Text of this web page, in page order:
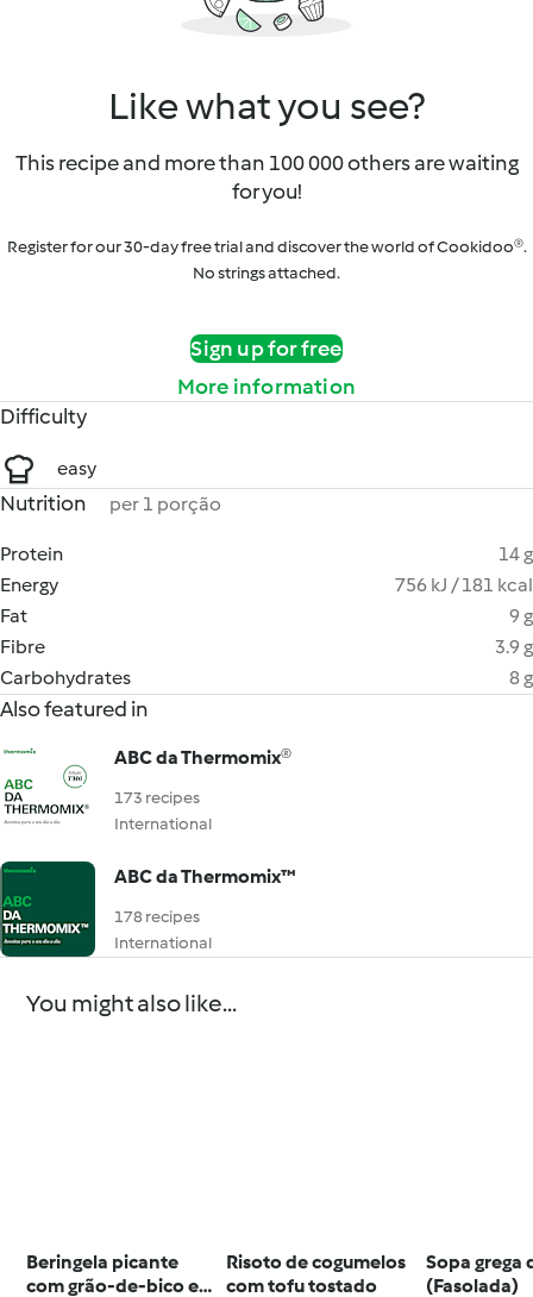
Like what you see?
This recipe and more than 100 000 others are waiting
for you!
Register for our 30-day free trial and discover the world of Cookidoo®.
No strings attached.
Sign up for free
More information
Difficulty
easy
Nutrition per 1 porção
Protein
14 g
Energy
756 kJ / 181 kcal
Fat
9 g
Fibre
3.9 g
Carbohydrates
8 g
Also featured in
ABC da Thermomix®
173 recipes
International
ABC da Thermomix™
178 recipes
International
You might also like...
Beringela picante
com grão-de-bico e
Risoto de cogumelos
com tofu tostado
Sopa grega
(Fasolada)